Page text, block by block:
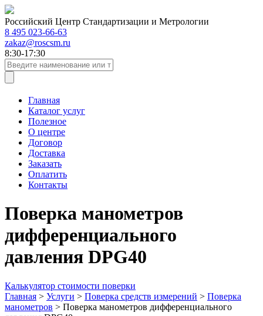
Российский Центр Стандартизации и Метрологии
8 495 023-66-63
zakaz@roscsm.ru
8:30-17:30
Главная
Каталог услуг
Полезное
О центре
Договор
Доставка
Заказать
Оплатить
Контакты
Поверка манометров
дифференциального
давления DPG40
Калькулятор стоимости поверки
Главная > Услуги > Поверка средств измерений > Поверка
манометров > Поверка манометров дифференциального